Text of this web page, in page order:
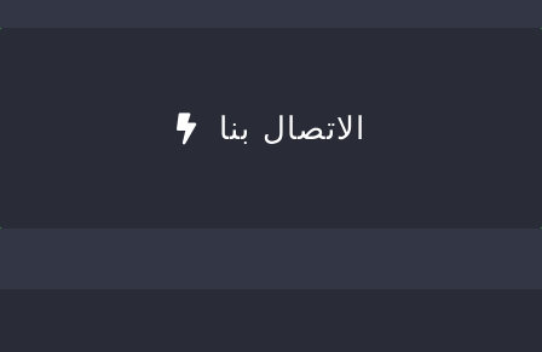
الاتصال بنا